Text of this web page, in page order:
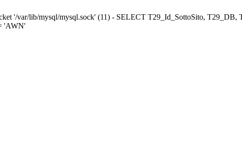
'/var/lib/mysql/mysql.sock' (11) - SELECT T29_Id_SottoSito,
'AWN'